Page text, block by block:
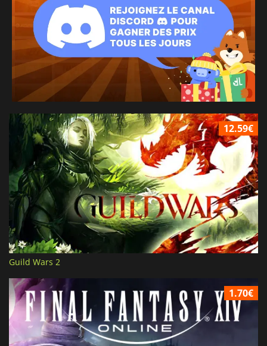
12.59€
Guild Wars 2
1.70€